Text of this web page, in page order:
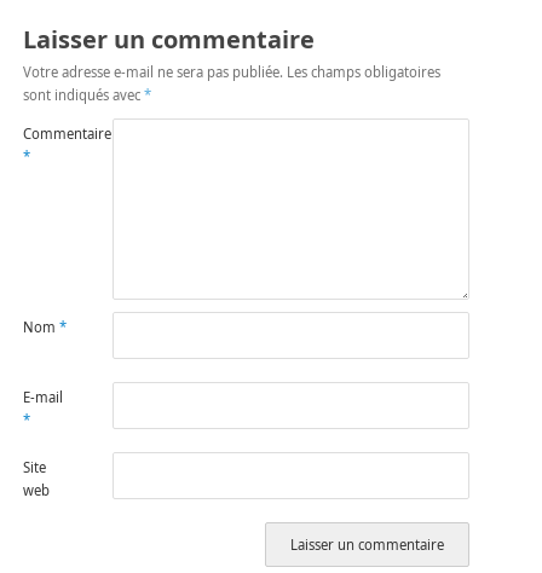
Laisser un commentaire
Votre adresse e-mail ne sera pas publiée. Les champs obligatoires
sont indiqués avec *
Commentaire
*
Nom *
E-mail
*
Site
web